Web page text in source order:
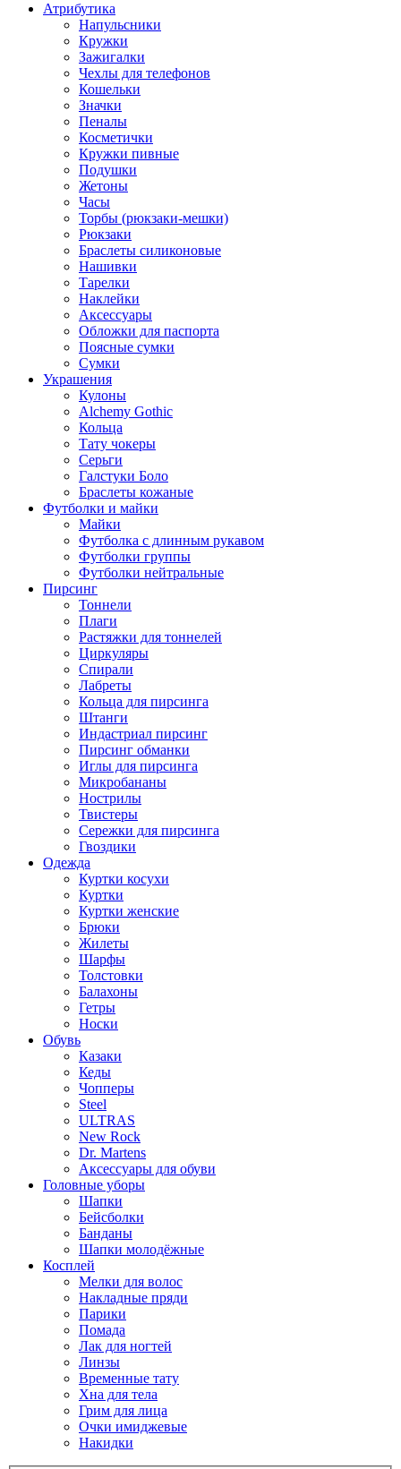
Атрибутика
Напульсники
Кружки
Зажигалки
Чехлы для телефонов
Кошельки
Значки
Пеналы
Косметички
Кружки пивные
Подушки
Жетоны
Часы
Торбы (рюкзаки-мешки)
Рюкзаки
Браслеты силиконовые
Нашивки
Тарелки
Наклейки
Аксессуары
Обложки для паспорта
Поясные сумки
Сумки
Украшения
Кулоны
Alchemy Gothic
Кольца
Тату чокеры
Серьги
Галстуки Боло
Браслеты кожаные
Футболки и майки
Майки
Футболка с длинным рукавом
Футболки группы
Футболки нейтральные
Пирсинг
Тоннели
Плаги
Растяжки для тоннелей
Циркуляры
Спирали
Лабреты
Кольца для пирсинга
Штанги
Индастриал пирсинг
Пирсинг обманки
Иглы для пирсинга
Микробананы
Нострилы
Твистеры
Сережки для пирсинга
Гвоздики
Одежда
Куртки косухи
Куртки
Куртки женские
Брюки
Жилеты
Шарфы
Толстовки
Балахоны
Гетры
Носки
Обувь
Казаки
Кеды
Чопперы
Steel
ULTRAS
New Rock
Dr. Martens
Аксессуары для обуви
Головные уборы
Шапки
Бейсболки
Банданы
Шапки молодёжные
Косплей
Мелки для волос
Накладные пряди
Парики
Помада
Лак для ногтей
Линзы
Временные тату
Хна для тела
Грим для лица
Очки имиджевые
Накидки